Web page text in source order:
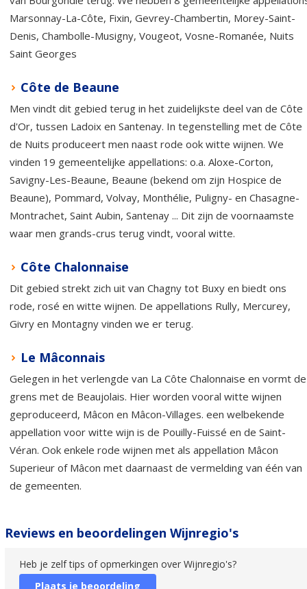
Marsonnay-La-Côte, Fixin, Gevrey-Chambertin, Morey-Saint-
Denis, Chambolle-Musigny, Vougeot, Vosne-Romanée, Nuits
Saint Georges
Côte de Beaune
Men vindt dit gebied terug in het zuidelijkste deel van de Côte
d'Or, tussen Ladoix en Santenay. In tegenstelling met de Côte
de Nuits produceert men naast rode ook witte wijnen. We
vinden 19 gemeentelijke appellations: o.a. Aloxe-Corton,
Savigny-Les-Beaune, Beaune (bekend om zijn Hospice de
Beaune), Pommard, Volvay, Monthélie, Puligny- en Chasagne-
Montrachet, Saint Aubin, Santenay ... Dit zijn de voornaamste
waar men grands-crus terug vindt, vooral witte.
Côte Chalonnaise
Dit gebied strekt zich uit van Chagny tot Buxy en biedt ons
rode, rosé en witte wijnen. De appellations Rully, Mercurey,
Givry en Montagny vinden we er terug.
Le Mâconnais
Gelegen in het verlengde van La Côte Chalonnaise en vormt de
grens met de Beaujolais. Hier worden vooral witte wijnen
geproduceerd, Mâcon en Mâcon-Villages. een welbekende
appellation voor witte wijn is de Pouilly-Fuissé en de Saint-
Véran. Ook enkele rode wijnen met als appellation Mâcon
Superieur of Mâcon met daarnaast de vermelding van één van
de gemeenten.
Reviews en beoordelingen Wijnregio's
Heb je zelf tips of opmerkingen over Wijnregio's?
Plaats je beoordeling